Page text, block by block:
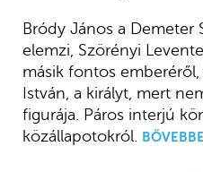
Bródy János a Demeter
elemzi, Szörényi
másik fontos emberéről,
István, a királyt, mert
figurája. Páros interjú
közállapotokról.